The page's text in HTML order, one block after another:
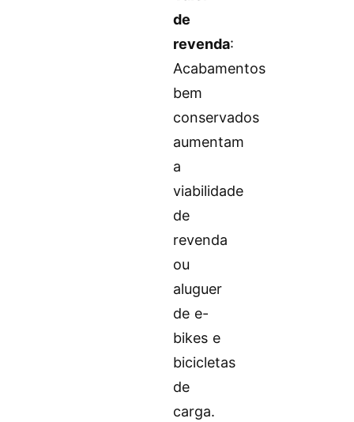
de
revenda:
Acabamentos
bem
conservados
aumentam
a
viabilidade
de
revenda
ou
aluguer
de e-
bikes e
bicicletas
de
carga.